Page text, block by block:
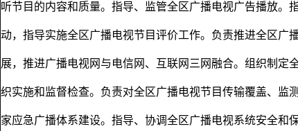
听节目的内容和质量。指导、监管全区广播电视广告播放。
动，指导实施全区广播电视节目评价工作。负责推进全区广
展，推进广播电视网与电信网、互联网三网融合。组织制定
织实施和监督检查。负责对全区广播电视节目传输覆盖、监
家应急广播体系建设。指导、协调全区广播电视系统安全和